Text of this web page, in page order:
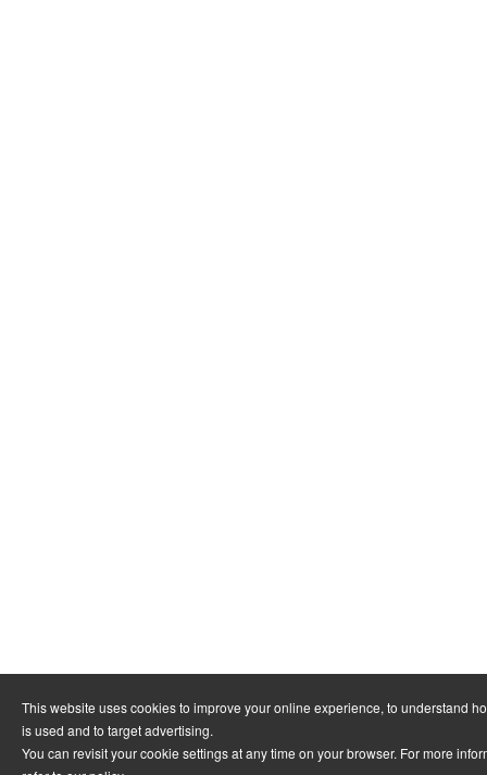
This website uses cookies to improve your online experience, to understand
is used and to target advertising.
You can revisit your cookie settings at any time on your browser. For more